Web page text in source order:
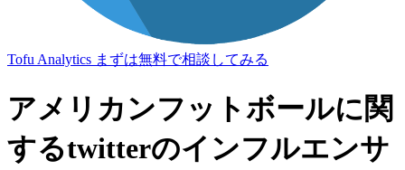
Tofu Analytics まずは無料で相談してみる
アメリカンフットボールに関
するtwitterのインフルエンサ